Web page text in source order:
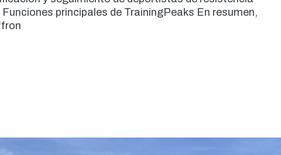
principales de TrainingPeaks En resumen,